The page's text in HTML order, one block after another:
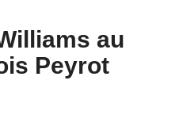
au
Peyrot